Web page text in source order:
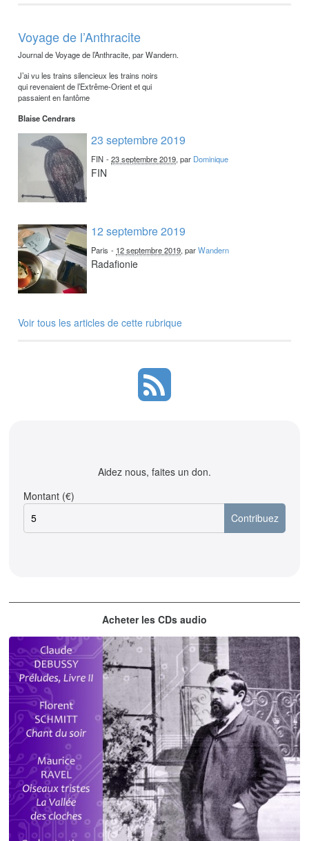
Voyage de l’Anthracite
Journal de Voyage de l’Anthracite, par Wandern.
J’ai vu les trains silencieux les trains noirs
qui revenaient de l’Extrême-Orient et qui
passaient en fantôme
Blaise Cendrars
23 septembre 2019
FIN -23 septembre 2019, par Dominique
FIN
12 septembre 2019
Paris - 12 septembre 2019, parWandern
Radafionie
Voir tous les articles de cette rubrique
Aidez nous, faites un don.
Montant (€)
Acheter les CDs audio